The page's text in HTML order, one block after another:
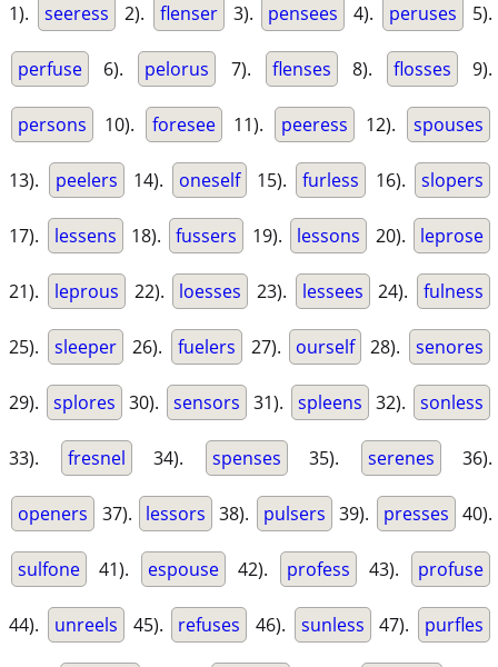
1). seeress 2). flenser 3). pensees 4). peruses 5).
perfuse 6). pelorus 7). flenses 8). flosses 9).
persons 10). foresee 11). peeress 12). spouses
13). peelers 14). oneself 15). furless 16). slopers
17). lessens 18). fussers 19). lessons 20). leprose
21). leprous 22). loesses 23). lessees 24). fulness
25). sleeper 26). fuelers 27). ourself 28). senores
29). splores 30). sensors 31). spleens 32). sonless
33). fresnel 34). spenses 35). serenes 36).
openers 37). lessors 38). pulsers 39). presses 40).
sulfone 41). espouse 42). profess 43). profuse
44). unreels 45). refuses 46). sunless 47). purfles